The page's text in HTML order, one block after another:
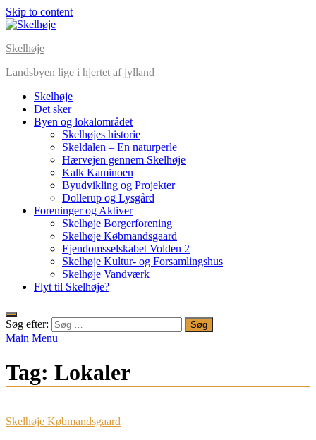
Skip to content
Skelhøje
Landsbyen lige i hjertet af jylland
Skelhøje
Det sker
Byen og lokalområdet
Skelhøjes historie
Skeldalen – En naturperle
Hærvejen gennem Skelhøje
Kalk Kaminoen
Byudvikling og Projekter
Dollerup og Lysgård
Foreninger og Aktiver
Skelhøje Borgerforening
Skelhøje Købmandsgaard
Ejendomsselskabet Volden 2
Skelhøje Kultur- og Forsamlingshus
Skelhøje Vandværk
Flyt til Skelhøje?
Søg efter:
Main Menu
Tag: Lokaler
Skelhøje Købmandsgaard